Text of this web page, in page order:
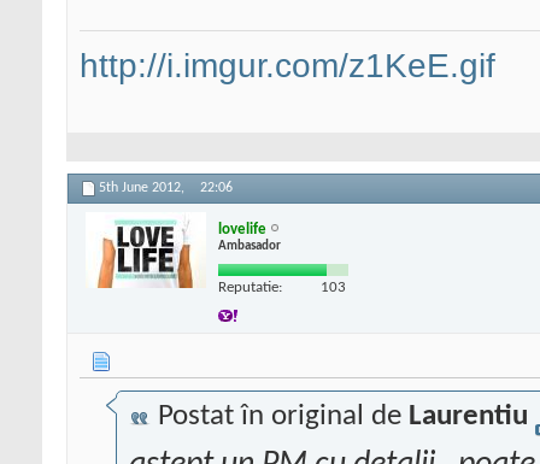
http://i.imgur.com/z1KeE.gif
5th June 2012, 22:06
lovelife
Ambasador
Reputatie: 103
Postat în original de Laurentiu